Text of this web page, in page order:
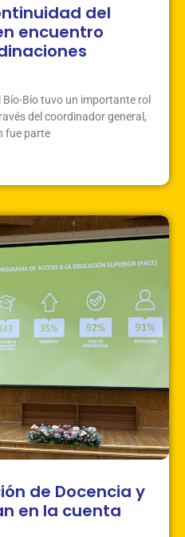
del
encuentro
Bío-Bío tuvo un importante rol
del coordinador general,
fue parte
de Docencia y
en la cuenta